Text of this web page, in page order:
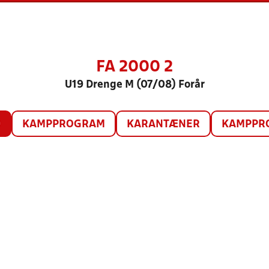
FA 2000 2
U19 Drenge M (07/08) Forår
KAMPPROGRAM KARANTÆNER